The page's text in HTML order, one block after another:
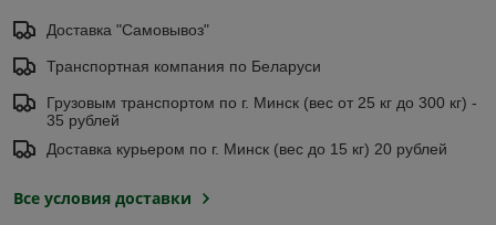
Доставка "Самовывоз"
Транспортная компания по Беларуси
Грузовым транспортом по г. Минск (вес от 25 кг до 300 кг) -
35 рублей
Доставка курьером по г. Минск (вес до 15 кг) 20 рублей
Все условия доставки